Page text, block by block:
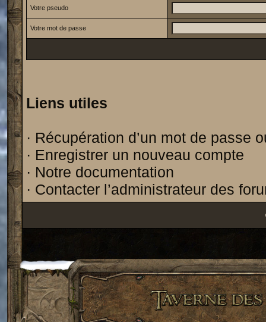
Votre pseudo
Votre mot de passe
Liens utiles
· Récupération d’un mot de passe
· Enregistrer un nouveau compte
· Notre documentation
· Contacter l’administrateur des